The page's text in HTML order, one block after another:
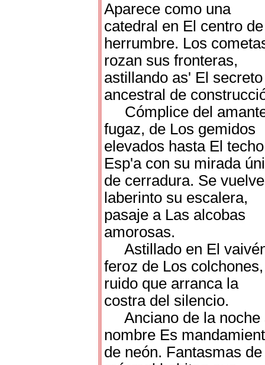
Aparece como una
catedral en El centro
herrumbre. Los
rozan sus fronteras,
astillando as' El secreto
ancestral de
Cómplice del
fugaz, de Los gemidos
elevados hasta El
Esp'a con su mirada
de cerradura. Se vuelve
laberinto su escalera,
pasaje a Las alcobas
amorosas.
Astillado en El
feroz de Los colchones,
ruido que arranca la
costra del silencio.
Anciano de la noche
nombre Es
de neón. Fantasmas de